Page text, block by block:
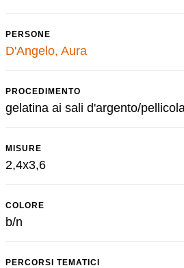
PERSONE
D'Angelo, Aura
PROCEDIMENTO
gelatina ai sali d'argento/
MISURE
2,4x3,6
COLORE
b/n
PERCORSI TEMATICI